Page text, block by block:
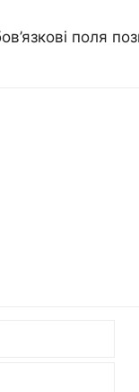
поля